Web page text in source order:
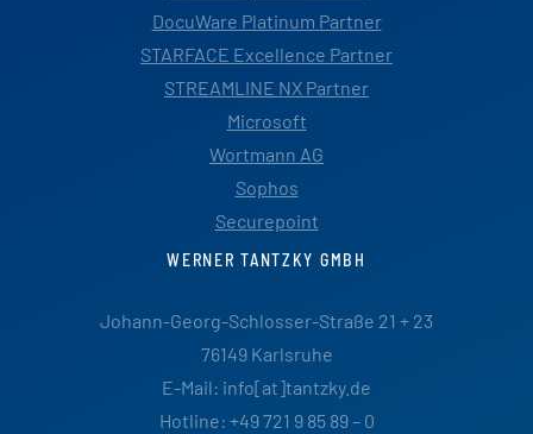
DocuWare Platinum Partner
STARFACE Excellence Partner
STREAMLINE NX Partner
Microsoft
Wortmann AG
Sophos
Securepoint
WERNER TANTZKY GMBH
Johann-Georg-Schlosser-Straße 21 + 23
76149 Karlsruhe
E-Mail: info[at]tantzky.de
Hotline: +49 721 9 85 89 – 0